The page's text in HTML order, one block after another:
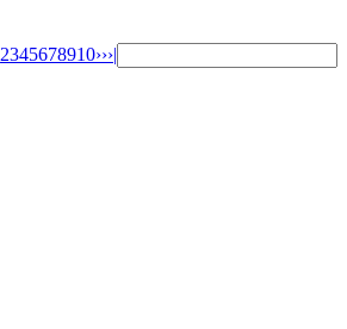
2345678910›››|